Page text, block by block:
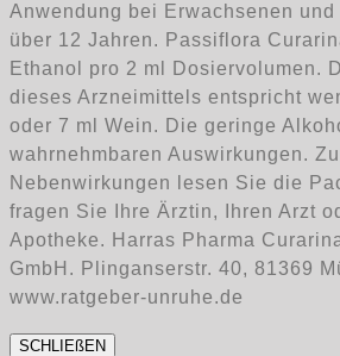
Anwendung bei Erwachsenen
über 12 Jahren. Passiflora
Ethanol pro 2 ml Dosiervolumen.
dieses Arzneimittels entspricht
oder 7 ml Wein. Die geringe
wahrnehmbaren Auswirkungen.
Nebenwirkungen lesen Sie die
fragen Sie Ihre Ärztin, Ihren Arzt
Apotheke. Harras Pharma
GmbH. Plinganserstr. 40, 81369
www.ratgeber-unruhe.de
SCHLIEßEN